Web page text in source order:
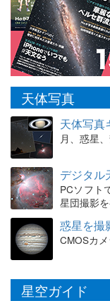
天体写真
天体写真
月、惑星
デジタル
PCソフト
星団撮影
惑星を撮
CMOSカ
星空ガイド